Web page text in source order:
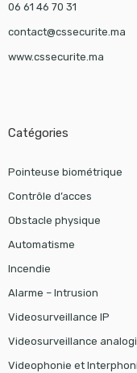
06 61 46 70 31
contact@cssecurite.ma
www.cssecurite.ma
Catégories
Pointeuse biométrique
Contrôle d’acces
Obstacle physique
Automatisme
Incendie
Alarme – Intrusion
Videosurveillance IP
Videosurveillance
Videophonie et